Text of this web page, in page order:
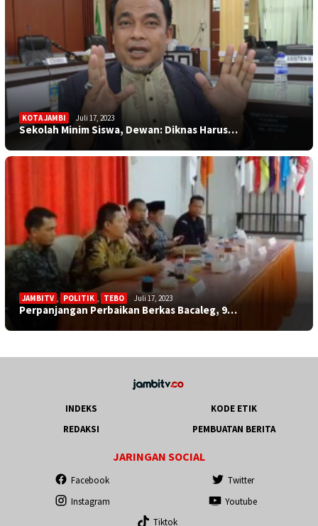
KOTA JAMBI Juli 17, 2023
Sekolah Minim Siswa, Dewan: Diknas Harus…
JAMBITV , POLITIK TEBO Juli 17, 2023
Perpanjangan Perbaikan Berkas Bacaleg, 9…
INDEKS
KODE ETIK
REDAKSI
PEMBUATAN BERITA
JARINGAN SOCIAL
Facebook
Twitter
Instagram
Youtube
Tiktok